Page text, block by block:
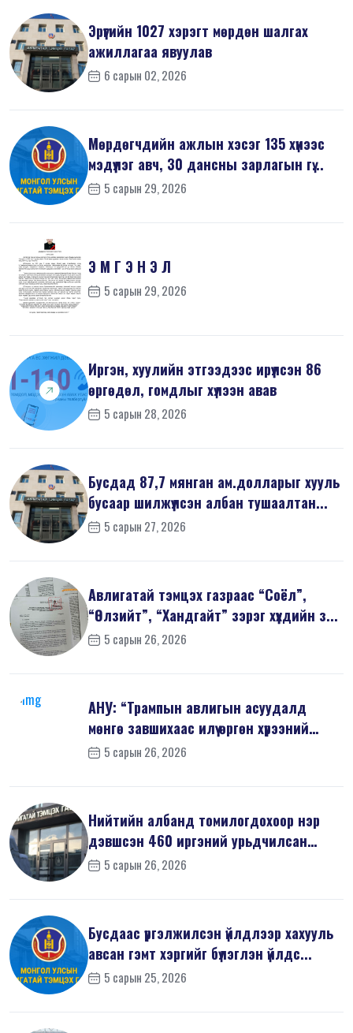
Эрүүгийн 1027 хэрэгт мөрдөн шалгах
ажиллагаа явуулав
6 сарын 02, 2026
Мөрдөгчдийн ажлын хэсэг 135 хүнээс
мэдүүлэг авч, 30 дансны зарлагын гү...
5 сарын 29, 2026
Э М Г Э Н Э Л
5 сарын 29, 2026
Иргэн, хуулийн этгээдээс ирүүлсэн 86
өргөдөл, гомдлыг хүлээн авав
5 сарын 28, 2026
Бусдад 87,7 мянган ам.долларыг хууль
бусаар шилжүүлсэн албан тушаалтан...
5 сарын 27, 2026
Авлигатай тэмцэх газраас “Соёл”,
“Өлзийт”, “Хандгайт” зэрэг хүүхдийн з...
5 сарын 26, 2026
АНУ: “Трампын авлигын асуудалд
мөнгө завшихаас илүү өргөн хүрээний
шин...
5 сарын 26, 2026
Нийтийн албанд томилогдохоор нэр
дэвшсэн 460 иргэний урьдчилсан
мэдүүл...
5 сарын 26, 2026
Бусдаас үргэлжилсэн үйлдлээр хахууль
авсан гэмт хэргийг бүлэглэн үйлдс...
5 сарын 25, 2026